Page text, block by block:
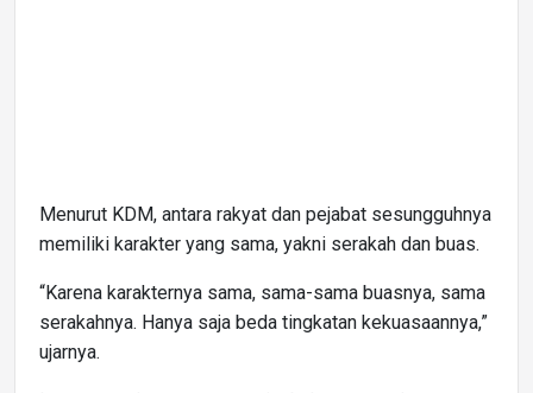
Menurut KDM, antara rakyat dan pejabat sesungguhnya
memiliki karakter yang sama, yakni serakah dan buas.
“Karena karakternya sama, sama-sama buasnya, sama
serakahnya. Hanya saja beda tingkatan kekuasaannya,”
ujarnya.